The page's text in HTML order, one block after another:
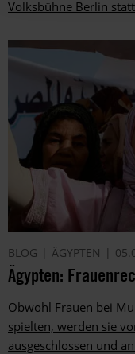
Volksbühne Berlin
BLOG ÄGYPTEN
Ägypten:
Obwohl Frauen bei
spielten, werden sie
ausgeschlossen und